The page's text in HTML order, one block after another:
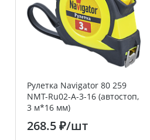
Рулетка Navigator 80 259
NMT-Ru02-A-3-16 (автостоп,
3 м*16 мм)
268.5 ₽/шт